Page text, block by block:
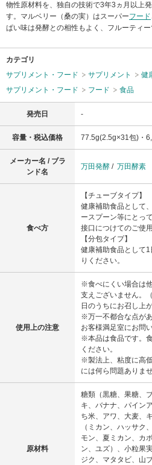
物性原材料を、独自の技術で3年3ヵ月以上
す。マルベリー（桑の実）はスーパーフード
ぱい味は発酵との相性もよく、フルーティ
カテゴリ
サプリメント・フード
サプリメント
健
サプリメント・フード
フード 食品
発売日 -
容量・税込価格 77.5g(2.5g×31包)・
メーカー名 / ブラ
ンド名
万田発酵 / 万田酵素
食べ方
【チューブタイプ】
健康補助食品として
ースプーン等にとっ
接口につけてのご使
【分包タイプ】
健康補助食品として
りください。
使用上の注意
※食べにくい場合は
支えございません。
日のうちにお召し上
※万一不都合な点が
お客様満足室にお問
※本品は食品です。
ください。
※製法上、粘度に高
には何ら問題ありませ
原材料
糖類（黒糖、果糖、
キ、バナナ、パイン
ち米、アワ、大麦、
（ミカン、ハッサク
モン、夏ミカン、カ
ン、ユズ）、小粒果
ジク、マタタビ、山